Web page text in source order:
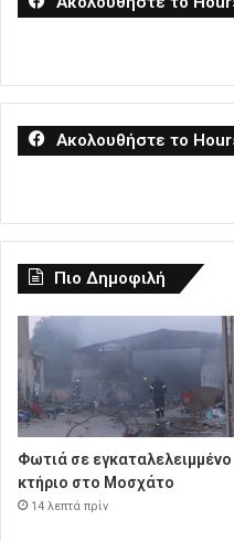
Ακολουθήστε το
Πιο Δημοφιλή
Φωτιά σε εγκαταλελειμμένο
κτήριο στο Μοσχάτο
14 λεπτά πρίν